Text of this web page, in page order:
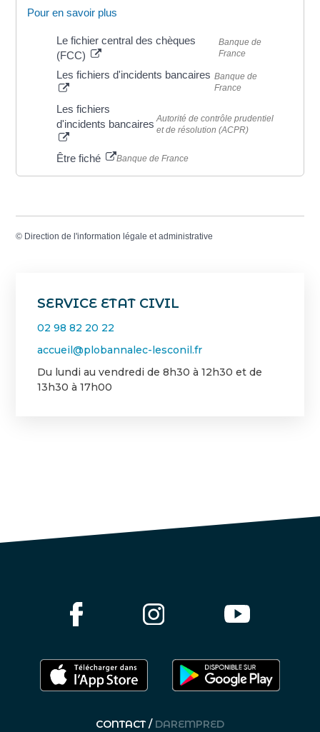
SERVICE ETAT CIVIL
02 98 82 20 22
accueil@plobannalec-lesconil.fr
Du lundi au vendredi de 8h30 à 12h30 et de
13h30 à 17h00
Pour en savoir plus
Le fichier central des chèques
(FCC)
Banque de
France
Les fichiers d'incidents bancaires Banque de
France
Les fichiers
d'incidents bancaires Autorité de contrôle prudentiel
et de résolution (ACPR)
Être fiché Banque de France
© Direction de l'information légale et administrative
CONTACT / DAREMPRED